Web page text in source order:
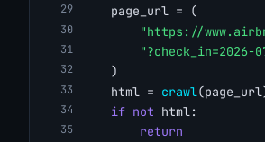
    page_url = (
"https://
"?check_in=2026-
    )
    html =
crawl
if not html:
return